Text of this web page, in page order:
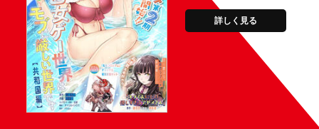
詳しく見る